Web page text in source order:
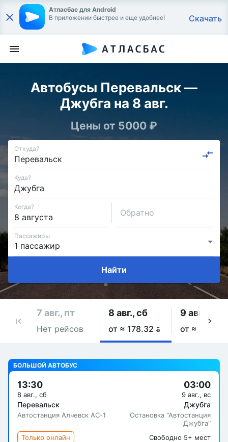
Атласбас для Android
В приложении быстрее и еще удобнее!
Скачать
Автобусы Перевальск —
Джубга на 8 авг.
Цены от 5000 ₽
Откуда?
Куда?
Когда?
Обратно
Пассажиры
Найти
7 авг., пт
Нет рейсов
8 авг., сб
от ≈ 178.32 
9 авг., вс
от ≈ 178.32
БОЛЬШОЙ АВТОБУС
13:30
8 авг., сб
Перевальск
Автостанция Алчевск АС-1
03:00
9 авг., вс
Джубга
Остановка "Автостанция
Джубга"
Только онлайн
Свободно 5+ мест